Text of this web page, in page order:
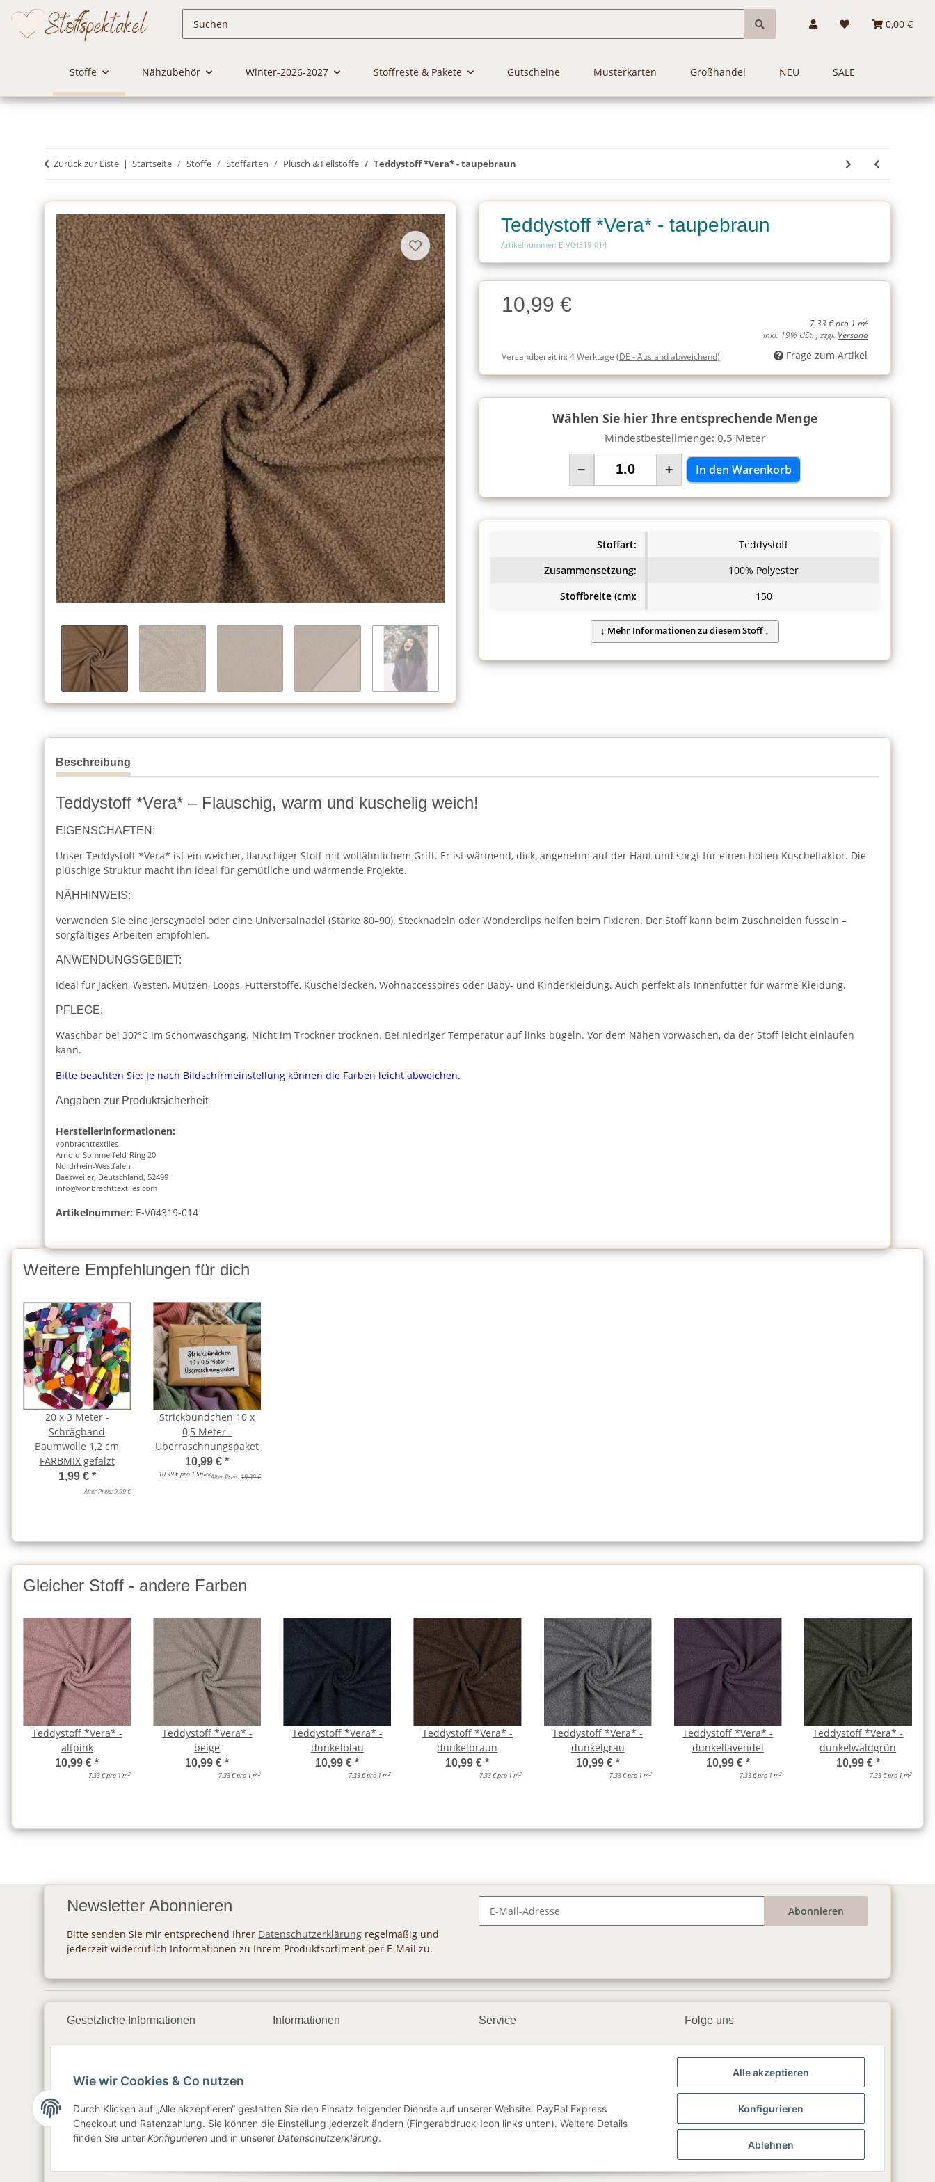
0,00 €
Stoffe Nähzubehör Winter-2026-2027 Stoffreste & Pakete Gutscheine Musterkarten Großhandel NEU SALE
Zurück zur Liste Startseite Stoffe Stoffarten Plüsch & Fellstoffe Teddystoff *Vera* - taupebraun
Teddystoff *Vera* - taupebraun
Artikelnummer: E-V04319-014
Charge
Charge10,99 €
7,33 € pro 1 m2
inkl. 19% USt. , zzgl. Versand
Versandbereit in:4 Werktage (DE - Ausland abweichend) Frage zum Artikel
Wählen Sie hier Ihre entsprechende Menge
Mindestbestellmenge: 0.5 Meter
− + In den Warenkorb
Stoffart:
Teddystoff
Zusammensetzung:
100% Polyester
Stoffbreite (cm):
150
Beschreibung
Teddystoff *Vera* – Flauschig, warm und kuschelig weich!
EIGENSCHAFTEN:
Unser Teddystoff *Vera* ist ein weicher, flauschiger Stoff mit wollähnlichem Griff. Er ist wärmend, dick, angenehm auf der Haut und sorgt für einen hohen Kuschelfaktor. Die
plüschige Struktur macht ihn ideal für gemütliche und wärmende Projekte.
NÄHHINWEIS:
Verwenden Sie eine Jerseynadel oder eine Universalnadel (Stärke 80–90). Stecknadeln oder Wonderclips helfen beim Fixieren. Der Stoff kann beim Zuschneiden fusseln –
sorgfältiges Arbeiten empfohlen.
ANWENDUNGSGEBIET:
Ideal für Jacken, Westen, Mützen, Loops, Futterstoffe, Kuscheldecken, Wohnaccessoires oder Baby- und Kinderkleidung. Auch perfekt als Innenfutter für warme Kleidung.
PFLEGE:
Waschbar bei 30?°C im Schonwaschgang. Nicht im Trockner trocknen. Bei niedriger Temperatur auf links bügeln. Vor dem Nähen vorwaschen, da der Stoff leicht einlaufen
kann.
Bitte beachten Sie: Je nach Bildschirmeinstellung können die Farben leicht abweichen.
Angaben zur Produktsicherheit
Herstellerinformationen:
vonbrachttextiles
Arnold-Sommerfeld-Ring 20
Nordrhein-Westfalen
Baesweiler, Deutschland, 52499
info@vonbrachttextiles.com
Artikelnummer: E-V04319-014
Weitere Empfehlungen für dich
20 x 3 Meter -
Schrägband
Baumwolle 1,2 cm
FARBMIX gefalzt
1,99 € *
Alter Preis:9,99 €
Strickbündchen 10 x
0,5 Meter -
Überraschnungspaket
10,99 €*
10,99 € pro 1 StückAlter Preis:19,99 €
Gleicher Stoff - andere Farben
Teddystoff *Vera* -
altpink
10,99 €*
7,33 € pro 1 m2
Teddystoff *Vera* -
beige
10,99 €*
7,33 € pro 1 m2
Teddystoff *Vera* -
dunkelblau
10,99 €*
7,33 € pro 1 m2
Teddystoff *Vera* -
dunkelbraun
10,99 €*
7,33 € pro 1 m2
Teddystoff *Vera* -
dunkelgrau
10,99 € *
7,33 € pro 1 m2
Teddystoff *Vera* -
dunkellavendel
10,99 € *
7,33 € pro 1 m2
Teddystoff *Vera* -
dunkelwaldgrün
10,99 € *
7,33 € pro 1 m2
Newsletter Abonnieren
Bitte senden Sie mir entsprechend Ihrer Datenschutzerklärung regelmäßig und
jederzeit widerruflich Informationen zu Ihrem Produktsortiment per E-Mail zu.
Abonnieren
Gesetzliche Informationen
AGB
Sitemap
Impressum
Informationen
Newsletter
Service Folge uns
▶️ YouTube
📸 Instagram
💬 WhatsApp
Wie wir Cookies & Co nutzen
Durch Klicken auf „Alle akzeptieren“ gestatten Sie den Einsatz folgender Dienste auf unserer Website: PayPal Express
Checkout und Ratenzahlung. Sie können die Einstellung jederzeit ändern (Fingerabdruck-Icon links unten). Weitere Details
finden Sie unter Konfigurieren und in unserer Datenschutzerklärung.
Alle akzeptieren
Konfigurieren
Ablehnen